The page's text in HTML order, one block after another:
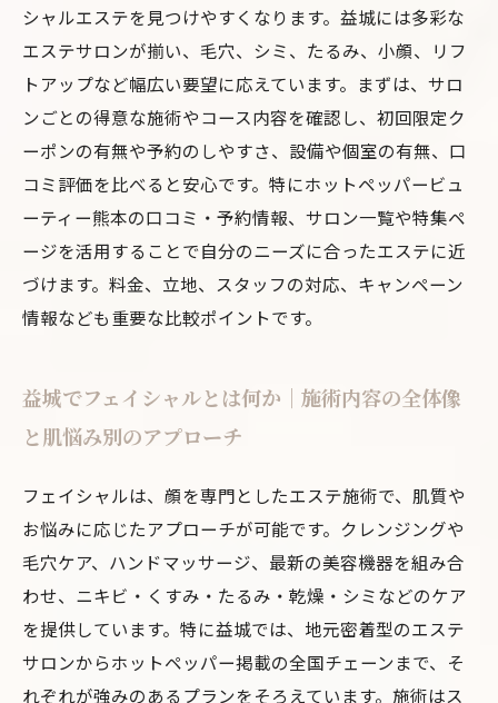
シャルエステを見つけやすくなります。益城には多彩な
エステサロンが揃い、毛穴、シミ、たるみ、小顔、リフ
トアップなど幅広い要望に応えています。まずは、サロ
ンごとの得意な施術やコース内容を確認し、初回限定ク
ーポンの有無や予約のしやすさ、設備や個室の有無、口
コミ評価を比べると安心です。特にホットペッパービュ
ーティー熊本の口コミ・予約情報、サロン一覧や特集ペ
ージを活用することで自分のニーズに合ったエステに近
づけます。料金、立地、スタッフの対応、キャンペーン
情報なども重要な比較ポイントです。
益城でフェイシャルとは何か｜施術内容の全体像
と肌悩み別のアプローチ
フェイシャルは、顔を専門としたエステ施術で、肌質や
お悩みに応じたアプローチが可能です。クレンジングや
毛穴ケア、ハンドマッサージ、最新の美容機器を組み合
わせ、ニキビ・くすみ・たるみ・乾燥・シミなどのケア
を提供しています。特に益城では、地元密着型のエステ
サロンからホットペッパー掲載の全国チェーンまで、そ
れぞれが強みのあるプランをそろえています。施術はス